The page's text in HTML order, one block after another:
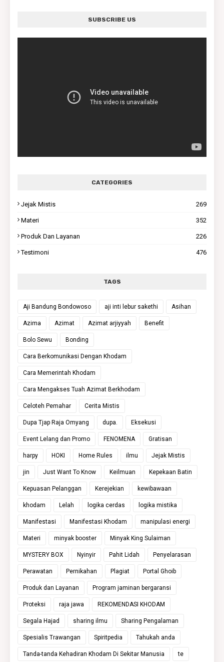
SUBSCRIBE US
CATEGORIES
Jejak Mistis 269
Materi 352
Produk Dan Layanan 226
Testimoni 476
TAGS
Aji Bandung Bondowoso aji inti lebur sakethi Asihan
Azima Azimat Azimat arjiyyah Benefit
Bolo Sewu Bonding
Cara Berkomunikasi Dengan Khodam
Cara Memerintah Khodam
Cara Mengakses Tuah Azimat Berkhodam
Celoteh Pemahar Cerita Mistis
Dupa Tjap Raja Omyang dupa. Eksekusi
Event Lelang dan Promo FENOMENA Gratisan
harpy HOKI Home Rules ilmu Jejak Mistis
jin Just Want To Know Keilmuan Kepekaan Batin
Kepuasan Pelanggan Kerejekian kewibawaan
khodam Lelah logika cerdas logika mistika
Manifestasi Manifestasi Khodam manipulasi energi
Materi minyak booster Minyak King Sulaiman
MYSTERY BOX Nyinyir Pahit Lidah Penyelarasan
Perawatan Pernikahan Plagiat Portal Ghoib
Produk dan Layanan Program jaminan bergaransi
Proteksi raja jawa REKOMENDASI KHODAM
Segala Hajad sharing ilmu Sharing Pengalaman
Spesialis Trawangan Spiritpedia Tahukah anda
Tanda-tanda Kehadiran Khodam Di Sekitar Manusia te